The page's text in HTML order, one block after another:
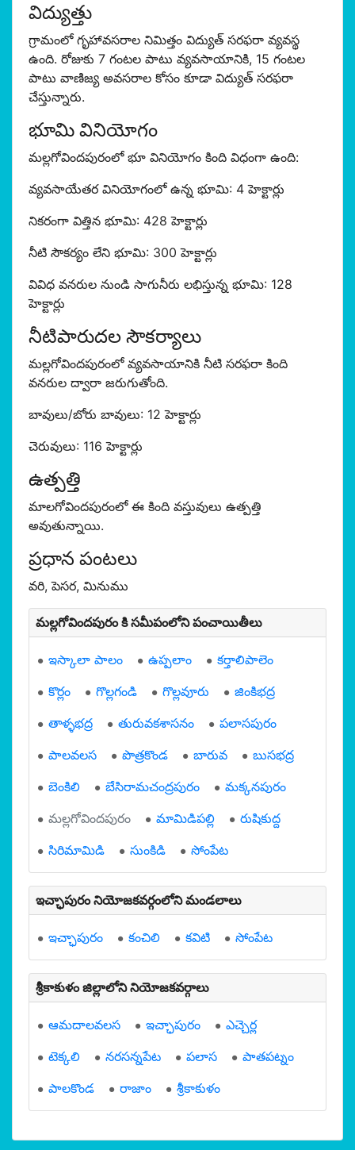
విద్యుత్తు
గ్రామంలో గృహావసరాల నిమిత్తం విద్యుత్ సరఫరా వ్యవస్థ
ఉంది. రోజుకు 7 గంటల పాటు వ్యవసాయానికి, 15 గంటల
పాటు వాణిజ్య అవసరాల కోసం కూడా విద్యుత్ సరఫరా
చేస్తున్నారు.
భూమి వినియోగం
మల్లగోవిందపురంలో భూ వినియోగం కింది విధంగా ఉంది:
వ్యవసాయేతర వినియోగంలో ఉన్న భూమి: 4 హెక్టార్లు
నికరంగా విత్తిన భూమి: 428 హెక్టార్లు
నీటి సౌకర్యం లేని భూమి: 300 హెక్టార్లు
వివిధ వనరుల నుండి సాగునీరు లభిస్తున్న భూమి: 128
హెక్టార్లు
నీటిపారుదల సౌకర్యాలు
మల్లగోవిందపురంలో వ్యవసాయానికి నీటి సరఫరా కింది
వనరుల ద్వారా జరుగుతోంది.
బావులు/బోరు బావులు: 12 హెక్టార్లు
చెరువులు: 116 హెక్టార్లు
ఉత్పత్తి
మాలగోవిందపురంలో ఈ కింది వస్తువులు ఉత్పత్తి
అవుతున్నాయి.
ప్రధాన పంటలు
వరి, పెసర, మినుము
మల్లగోవిందపురం కి సమీపంలోని పంచాయితీలు
ఇస్కాలా పాలం ఉప్పలాం
కర్తాలిపాలెం
కొర్లం
గొల్లగండి గొల్లవూరు
జింకిభద్ర
తాళ్ళభద్ర
తురువకశాసనం
పలాసపురం
పాలవలస
పొత్రకొండ బారువ
బుసభద్ర
బెంకిలి
బేసిరామచంద్రపురం
మక్కనపురం
మల్లగోవిందపురం
మామిడిపల్లి
రుషికుద్ద
సిరిమామిడి
సుంకిడి సోంపేట
ఇచ్ఛాపురం నియోజకవర్గంలోని మండలాలు
ఇచ్ఛాపురం కంచిలి కవిటి సోంపేట
శ్రీకాకుళం జిల్లాలోని నియోజకవర్గాలు
ఆమదాలవలస ఇచ్ఛాపురం
ఎచ్చెర్ల
టెక్కలి
నరసన్నపేట పలాస
పాతపట్నం
పాలకొండ
రాజాం శ్రీకాకుళం